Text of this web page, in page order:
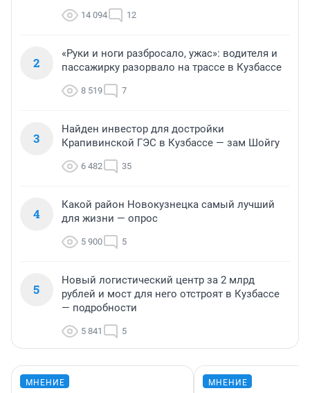
14 094 12
2
«Руки и ноги разбросало, ужас»: водителя и
пассажирку разорвало на трассе в Кузбассе
8 519 7
3
Найден инвестор для достройки
Крапивинской ГЭС в Кузбассе — зам Шойгу
6 482 35
4
Какой район Новокузнецка самый лучший
для жизни — опрос
5 900 5
5
Новый логистический центр за 2 млрд
рублей и мост для него отстроят в Кузбассе
— подробности
5 841 5
МНЕНИЕ МНЕНИЕ